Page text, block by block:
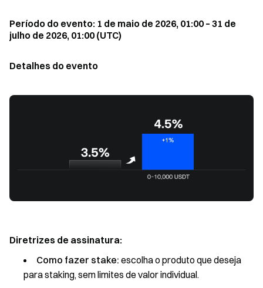
Período do evento: 1 de maio de 2026, 01:00 – 31 de
julho de 2026, 01:00 (UTC)
Detalhes do evento
Diretrizes de assinatura:
Como fazer stake: escolha o produto que deseja
para staking, sem limites de valor individual.